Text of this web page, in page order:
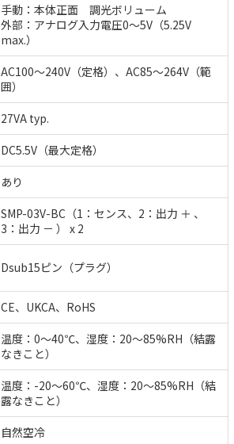
手動：本体正面 調光ボリューム
外部：アナログ入力電圧0～5V（5.25V
max.）
AC100～240V（定格）、AC85～264V（範
囲）
27VA typ.
DC5.5V（最大定格）
あり
SMP-03V-BC（1：センス、2：出力 ＋ 、
3：出力 － ） x 2
Dsub15ピン（プラグ）
CE、UKCA、RoHS
温度：0～40℃、湿度：20～85%RH（結露
なきこと）
温度：-20～60℃、湿度：20～85%RH（結
露なきこと）
自然空冷